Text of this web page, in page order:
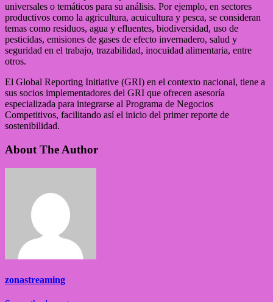
universales o temáticos para su análisis. Por ejemplo, en sectores
productivos como la agricultura, acuicultura y pesca, se consideran
temas como residuos, agua y efluentes, biodiversidad, uso de
pesticidas, emisiones de gases de efecto invernadero, salud y
seguridad en el trabajo, trazabilidad, inocuidad alimentaria, entre
otros.
El Global Reporting Initiative (GRI) en el contexto nacional, tiene a
sus socios implementadores del GRI que ofrecen asesoría
especializada para integrarse al Programa de Negocios
Competitivos, facilitando así el inicio del primer reporte de
sostenibilidad.
About The Author
zonastreaming